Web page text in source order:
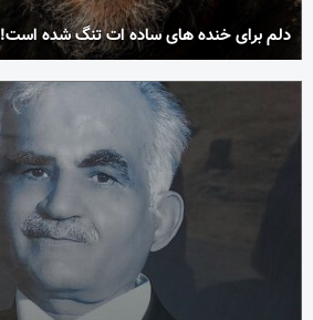
دلم برای خنده های ساده ات تنگ شده است!